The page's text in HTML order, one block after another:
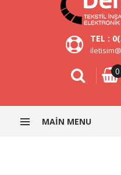
TEL :
0
MAIN MENU